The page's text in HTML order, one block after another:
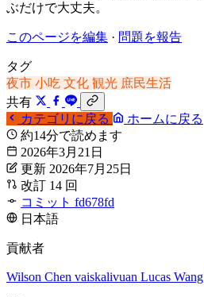
ぶだけで大丈夫。
このページを編集 · 問題を報告
タグ
夜市 小吃 文化 観光 庶民生活
共有
カテゴリに戻る
ホームに戻る
約14分で読めます
2026年3月21日
更新 2026年7月25日
改訂 14 回
コミット fd678fd
日本語
貢献者
Wilson Chen vaiskalivuan Lucas Wang